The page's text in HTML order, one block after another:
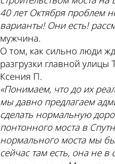
40 лет Октября проблем
варианты! Они есть!
мужчина.
О том, как сильно люди
разгрузки главной улицы
Ксения П.
«Понимаем, что до их
мы давно предлагаем
сделать нормальную
понтонного моста в
нормального моста мы
сейчас там есть, она не в